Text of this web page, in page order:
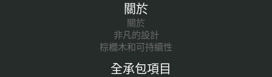
關於
關於
非凡的設計
棕櫚木和可持續性
全承包項目